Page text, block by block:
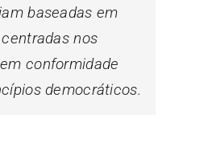
baseadas em
nos
conformidade
democráticos.